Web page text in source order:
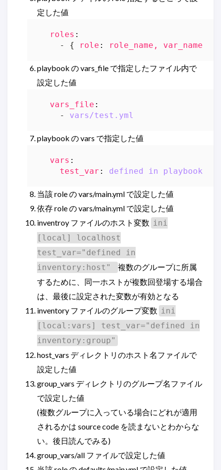
定した値
roles :
- {
role : role_name, var_name
playbook の vars_file で指定したファイル内で
設定した値
vars_file :
- vars/test.yml
playbook の vars で指定した値
vars :
test_var : defined in playbook
当該 role の vars/main.yml で設定した値
依存 role の vars/main.yml で設定した値
inventroy ファイルのホスト変数 ini
[local] localhost
test_var="defined in
inventory:host"
複数のグループに所属
するために、同一ホストが複数回登場する場合
は、最後に設定された変数が有効となる
inventory ファイルのグループ変数 ini
[local:vars] test_var="defined in
inventory:group"
host_vars ディレクトリのホスト名ファイルで
設定した値
group_vars ディレクトリのグループ名ファイル
で設定した値
(複数グループに入っている場合にどれが適用
されるかは source code を読まないとわからな
い。後日読んでみる)
group_vars/all ファイルで設定した値